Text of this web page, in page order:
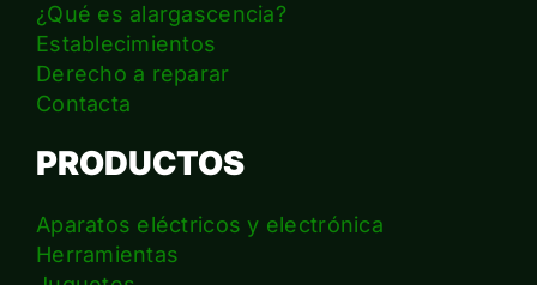
¿Qué es alargascencia?
Establecimientos
Derecho a reparar
Contacta
PRODUCTOS
Aparatos eléctricos y electrónica
Herramientas